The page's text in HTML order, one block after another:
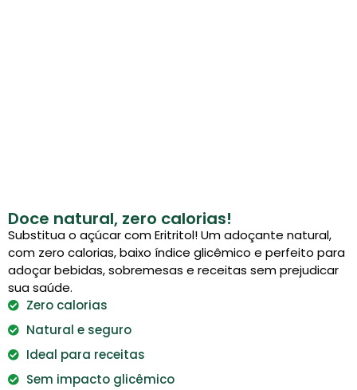
Doce natural, zero calorias!
Substitua o açúcar com Eritritol! Um adoçante natural,
com zero calorias, baixo índice glicêmico e perfeito para
adoçar bebidas, sobremesas e receitas sem prejudicar
sua saúde.
Zero calorias
Natural e seguro
Ideal para receitas
Sem impacto glicêmico